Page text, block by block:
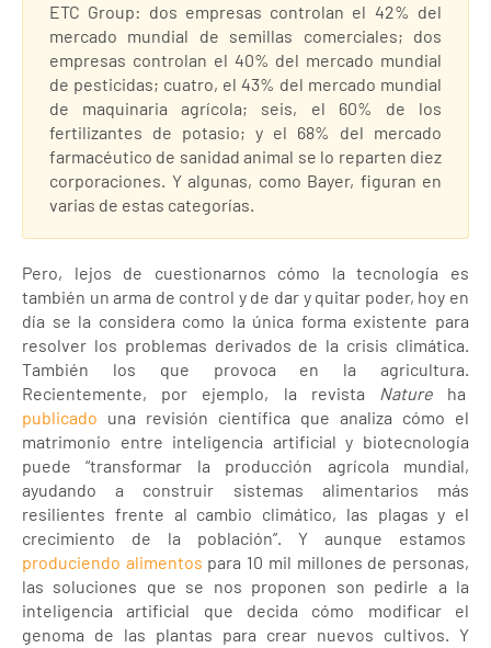
ETC Group: dos empresas controlan el 42% del
mercado mundial de semillas comerciales; dos
empresas controlan el 40% del mercado mundial
de pesticidas; cuatro, el 43% del mercado mundial
de maquinaria agrícola; seis, el 60% de los
fertilizantes de potasio; y el 68% del mercado
farmacéutico de sanidad animal se lo reparten diez
corporaciones. Y algunas, como Bayer, figuran en
varias de estas categorías.
Pero, lejos de cuestionarnos cómo la tecnología es
también un arma de control y de dar y quitar poder, hoy en
día se la considera como la única forma existente para
resolver los problemas derivados de la crisis climática.
También los que provoca en la agricultura.
Recientemente, por ejemplo, la revista
Natureha
publicado una revisión científica que analiza cómo el
matrimonio entre inteligencia artificial y biotecnología
puede “transformar la producción agrícola mundial,
ayudando a construir sistemas alimentarios más
resilientes frente al cambio climático, las plagas y el
crecimiento de la población”. Y aunque estamos
produciendo alimentos para 10 mil millones de personas,
las soluciones que se nos proponen son pedirle a la
inteligencia artificial que decida cómo modificar el
genoma de las plantas para crear nuevos cultivos. Y